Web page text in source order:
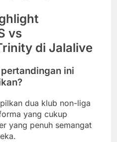
vs
di Jalalive
ini
dua klub non-liga
yang cukup
yang penuh semangat